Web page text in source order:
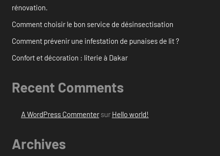
rénovation.
Comment choisir le bon service de désinsectisation
Comment prévenir une infestation de punaises de lit ?
Confort et décoration : literie à Dakar
Recent Comments
A WordPress Commentersur Hello world!
Archives